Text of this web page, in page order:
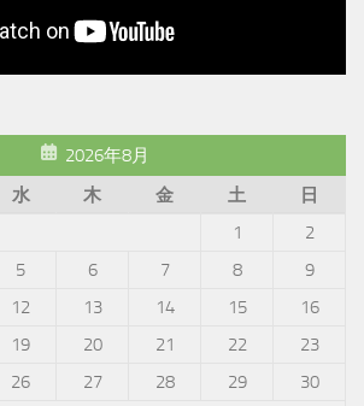
2026年8月
水 木 金 土
日
1
2
5 6 7 8
9
12 13 14 15
16
19 20 21 22
23
26 27 28 29
30